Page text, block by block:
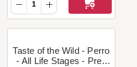
Taste of the Wild - Perro
- All Life Stages - Prey